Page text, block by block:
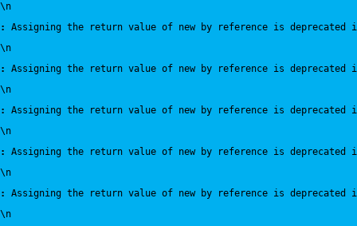
\n
:
Assigning the return value of new by reference is deprecated
\n
:
Assigning the return value of new by reference is deprecated
\n
:
Assigning the return value of new by reference is deprecated
\n
:
Assigning the return value of new by reference is deprecated
\n
:
Assigning the return value of new by reference is deprecated
\n